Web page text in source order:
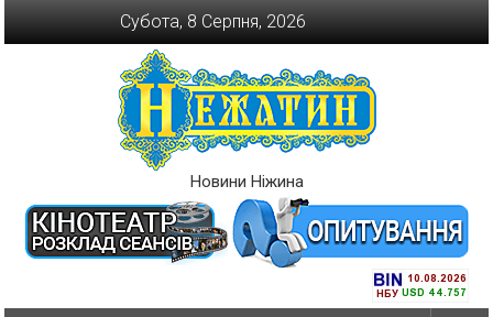
Субота, 8 Серпня, 2026
Новини Ніжина